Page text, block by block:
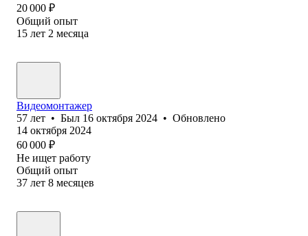
20 000 ₽
Общий опыт
15 лет 2 месяца
В⁢идеомонтажер
57 лет • Был 16 октября 2024 • Обновлено
14 октября 2024
60 000 ₽
Не ищет работу
Общий опыт
37 лет 8 месяцев